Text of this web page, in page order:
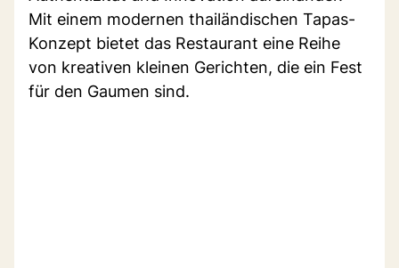
Mit einem modernen thailändischen Tapas-
Konzept bietet das Restaurant eine Reihe
von kreativen kleinen Gerichten, die ein Fest
für den Gaumen sind.